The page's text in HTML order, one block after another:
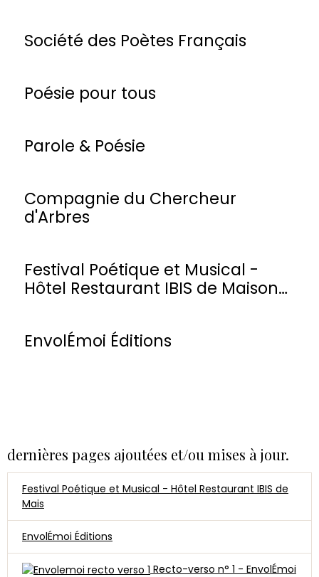
Société des Poètes Français
Poésie pour tous
Parole & Poésie
Compagnie du Chercheur
d'Arbres
Festival Poétique et Musical -
Hôtel Restaurant IBIS de Maisons-
EnvolÉmoi Éditions
dernières pages ajoutées et/ou mises à jour.
Festival Poétique et Musical - Hôtel Restaurant IBIS de
Mais
EnvolÉmoi Éditions
Recto-verso n° 1 - EnvolÉmoi